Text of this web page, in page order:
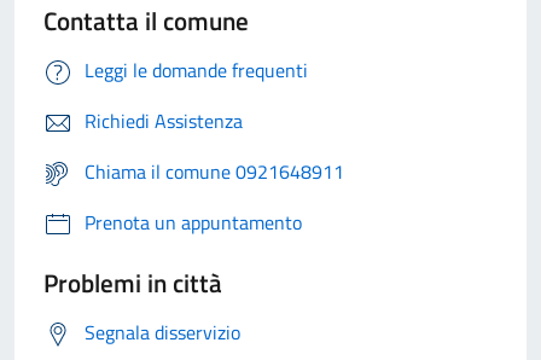
Contatta il comune
Leggi le domande frequenti
Richiedi Assistenza
Chiama il comune 0921648911
Prenota un appuntamento
Problemi in città
Segnala disservizio